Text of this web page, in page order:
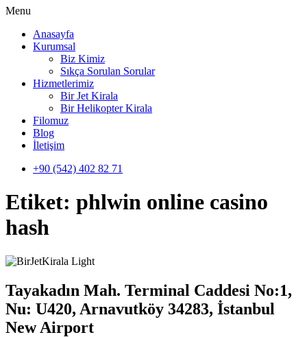
Menu
Anasayfa
Kurumsal
Biz Kimiz
Sıkça Sorulan Sorular
Hizmetlerimiz
Bir Jet Kirala
Bir Helikopter Kirala
Filomuz
Blog
İletişim
+90 (542) 402 82 71
Etiket: phlwin online casino
hash
Tayakadın Mah. Terminal Caddesi No:1,
Nu: U420, Arnavutköy 34283, İstanbul
New Airport